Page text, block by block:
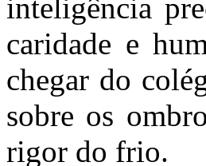
inteligência
caridade e
chegar do
sobre os
rigor do frio.